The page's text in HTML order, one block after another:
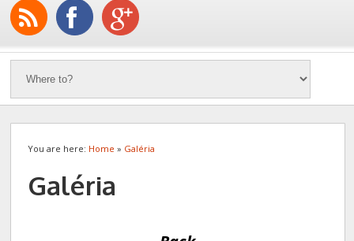
You are here: Home » Galéria
Galéria